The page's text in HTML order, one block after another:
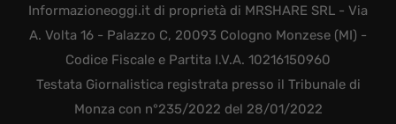
Informazioneoggi.it di proprietà di MRSHARE SRL - Via
A. Volta 16 - Palazzo C, 20093 Cologno Monzese (MI) -
Codice Fiscale e Partita I.V.A. 10216150960
Testata Giornalistica registrata presso il Tribunale di
Monza con n°235/2022 del 28/01/2022